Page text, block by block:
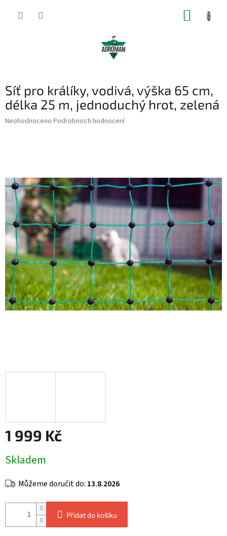
Síť pro králíky, vodivá, výška 65 cm,
délka 25 m, jednoduchý hrot, zelená
Průměrné
5
hvězdiček.
Neohodnoceno Podrobnosti hodnocení
1 999 Kč
cena:
Skladem
Můžeme doručit do: 13.8.2026
Přidat do košíku